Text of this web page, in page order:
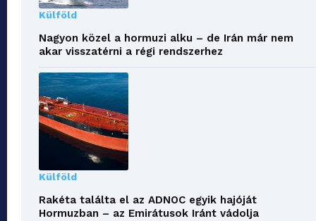
Külföld
Nagyon közel a hormuzi alku – de Irán már nem
akar visszatérni a régi rendszerhez
Külföld
Rakéta találta el az ADNOC egyik hajóját
Hormuzban – az Emirátusok Iránt vádolja